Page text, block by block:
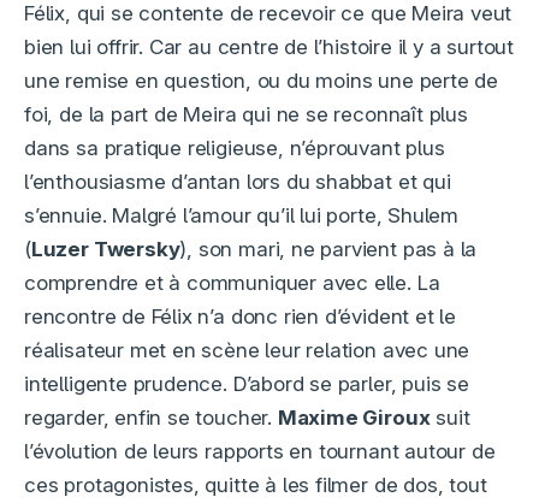
Félix, qui se contente de recevoir ce que Meira veut
bien lui offrir. Car au centre de l’histoire il y a surtout
une remise en question, ou du moins une perte de
foi, de la part de Meira qui ne se reconnaît plus
dans sa pratique religieuse, n’éprouvant plus
l’enthousiasme d’antan lors du shabbat et qui
s’ennuie. Malgré l’amour qu’il lui porte, Shulem
(Luzer Twersky), son mari, ne parvient pas à la
comprendre et à communiquer avec elle. La
rencontre de Félix n’a donc rien d’évident et le
réalisateur met en scène leur relation avec une
intelligente prudence. D’abord se parler, puis se
regarder, enfin se toucher. Maxime Girouxsuit
l’évolution de leurs rapports en tournant autour de
ces protagonistes, quitte à les filmer de dos, tout